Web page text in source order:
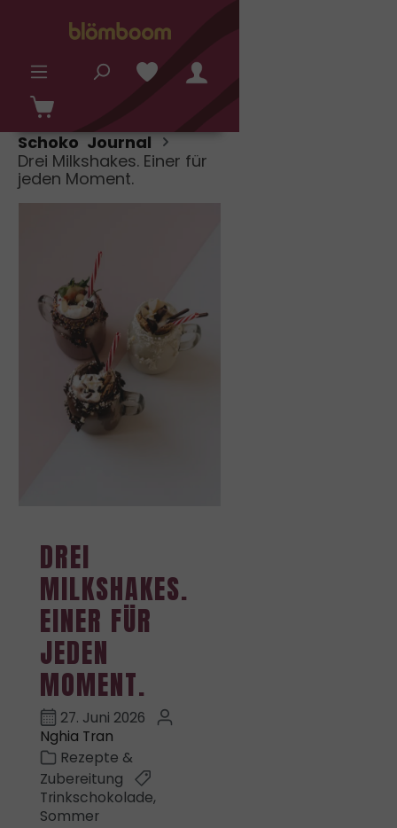
springen
Schoko Journal
Drei Milkshakes. Einer für
jeden Moment.
DREI
MILKSHAKES.
EINER FÜR
JEDEN
MOMENT.
27. Juni 2026
Nghia Tran
Rezepte &
Zubereitung
Trinkschokolade,
Sommer